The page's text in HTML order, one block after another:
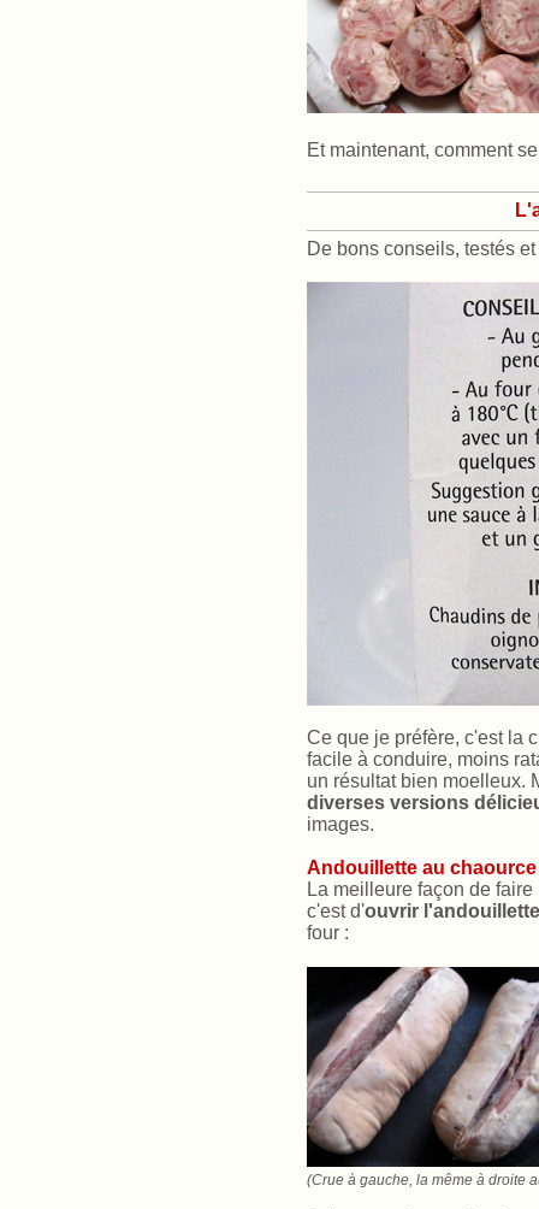
Et maintenant, comment
De bons conseils, testés
Ce que je préfère, c'est la
facile à conduire, moins
un résultat bien moelleux.
diverses versions
images.
Andouillette au chaource
La meilleure façon de
c'est d'ouvrir
four :
(Crue à gauche, la même à droite